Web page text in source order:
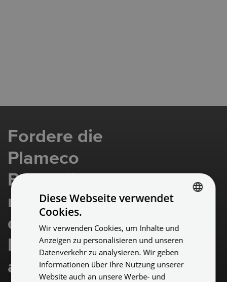
Fordere die
Plameco
Broschüre
mit
detaillierten
Produktinformationen
an.
ENGLISH
Diese Webseite verwendet
Cookies.
Wir verwenden Cookies, um Inhalte und
Anzeigen zu personalisieren und unseren
Datenverkehr zu analysieren. Wir geben
Informationen über Ihre Nutzung unserer
Website auch an unsere Werbe- und